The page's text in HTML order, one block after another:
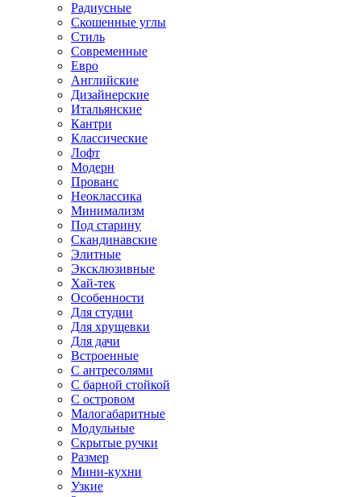
Радиусные
Скошенные углы
Стиль
Современные
Евро
Английские
Дизайнерские
Итальянские
Кантри
Классические
Лофт
Модерн
Прованс
Неоклассика
Минимализм
Под старину
Скандинавские
Элитные
Эксклюзивные
Хай-тек
Особенности
Для студии
Для хрущевки
Для дачи
Встроенные
С антресолями
С барной стойкой
С островом
Малогабаритные
Модульные
Скрытые ручки
Размер
Мини-кухни
Узкие